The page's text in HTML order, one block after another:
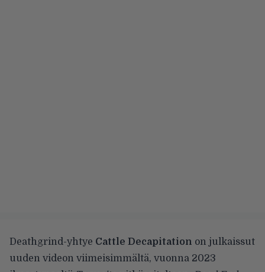
Deathgrind-yhtye Cattle Decapitation on julkaissut
uuden videon viimeisimmältä, vuonna 2023